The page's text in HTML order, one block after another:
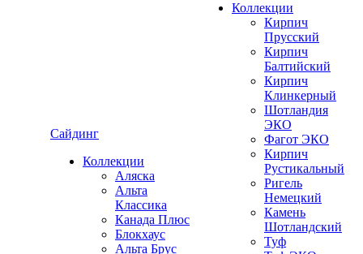
Сайдинг
Коллекции
Аляска
Альта
Классика
Канада Плюс
Блокхаус
Альта Брус
Коллекции
Кирпич
Прусский
Кирпич
Балтийский
Кирпич
Клинкерный
Шотландия
ЭКО
Фагот ЭКО
Кирпич
Рустикальный
Ригель
Немецкий
Камень
Шотландский
Туф